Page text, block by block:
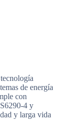
de energía
con
4 y
y larga vida